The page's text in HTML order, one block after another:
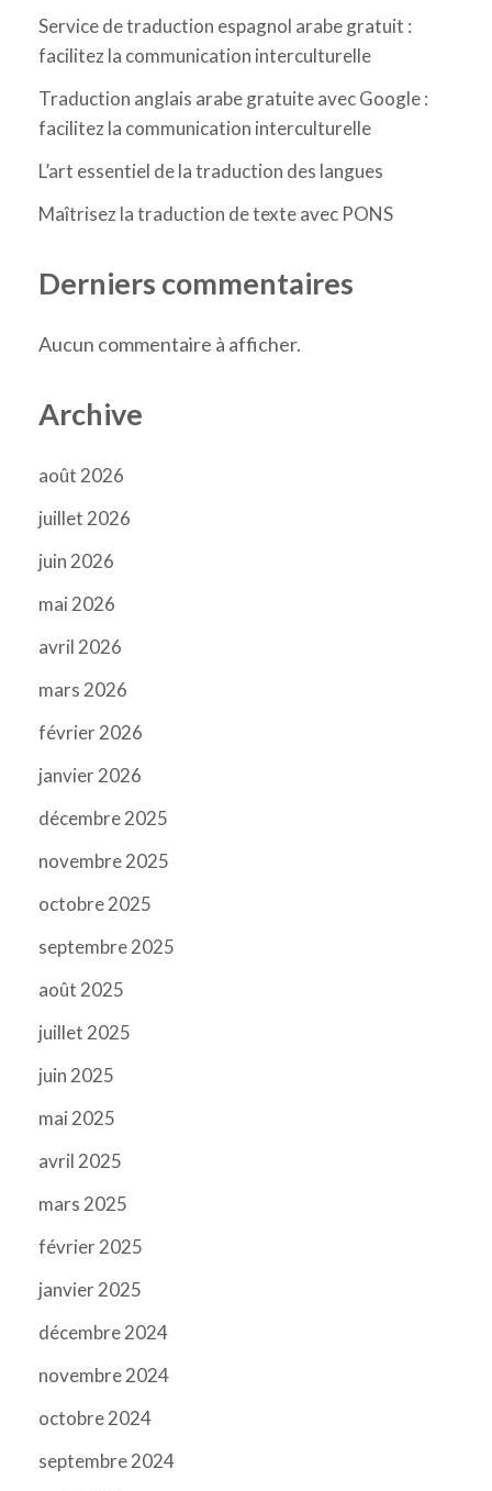
Service de traduction espagnol arabe gratuit :
facilitez la communication interculturelle
Traduction anglais arabe gratuite avec Google :
facilitez la communication interculturelle
L’art essentiel de la traduction des langues
Maîtrisez la traduction de texte avec PONS
Derniers commentaires
Aucun commentaire à afficher.
Archive
août 2026
juillet 2026
juin 2026
mai 2026
avril 2026
mars 2026
février 2026
janvier 2026
décembre 2025
novembre 2025
octobre 2025
septembre 2025
août 2025
juillet 2025
juin 2025
mai 2025
avril 2025
mars 2025
février 2025
janvier 2025
décembre 2024
novembre 2024
octobre 2024
septembre 2024